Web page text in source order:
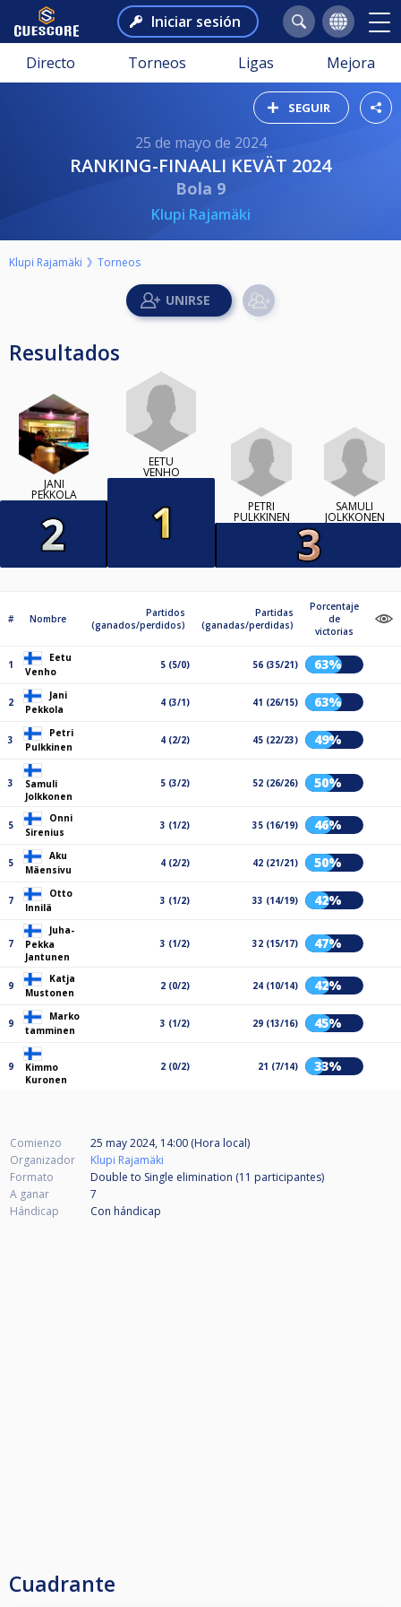
Iniciar sesión
Directo Torneos Ligas Mejora
SEGUIR
25 de mayo de 2024
RANKING-FINAALI KEVÄT 2024
Bola 9
Klupi Rajamäki
Klupi Rajamäki Torneos
Resultados
JANI
PEKKOLA
EETU
VENHO
PETRI
PULKKINEN
SAMULI
JOLKKONEN
# Nombre
Partidos
(ganados/perdidos)
Partidas
(ganadas/perdidas)
Porcentaje
de
victorias
1
Eetu
Venho
5 (5/0) 56 (35/21) 63%
2
Jani
Pekkola
4 (3/1) 41 (26/15) 63%
3
Petri
Pulkkinen
4 (2/2) 45 (22/23) 49%
3
Samuli
Jolkkonen
5 (3/2) 52 (26/26) 50%
5
Onni
Sirenius
3 (1/2) 35 (16/19) 46%
5
Aku
Mäensivu
4 (2/2) 42 (21/21) 50%
7
Otto
Innilä
3 (1/2) 33 (14/19) 42%
7
Juha-
Pekka
Jantunen
3 (1/2) 32 (15/17) 47%
9
Katja
Mustonen
2 (0/2) 24 (10/14) 42%
9
Marko
tamminen
3 (1/2) 29 (13/16) 45%
9
Kimmo
Kuronen
2 (0/2) 21 (7/14) 33%
Comienzo
25 may 2024, 14:00 (Hora local)
Organizador
Klupi Rajamäki
Formato
Double to Single elimination (11 participantes)
A ganar
7
Hándicap
Con hándicap
Cuadrante